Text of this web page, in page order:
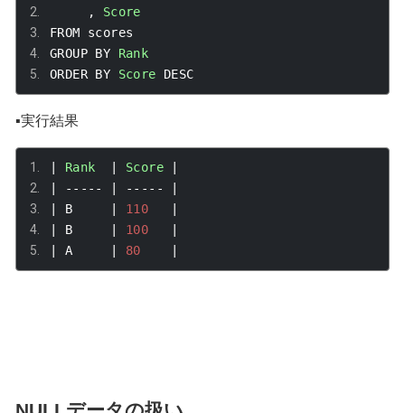
,
Score
FROM scores
GROUP BY Rank
ORDER BY Score DESC
▪️実行結果
Rank Score
----- -----
B 110
B 100
A 80